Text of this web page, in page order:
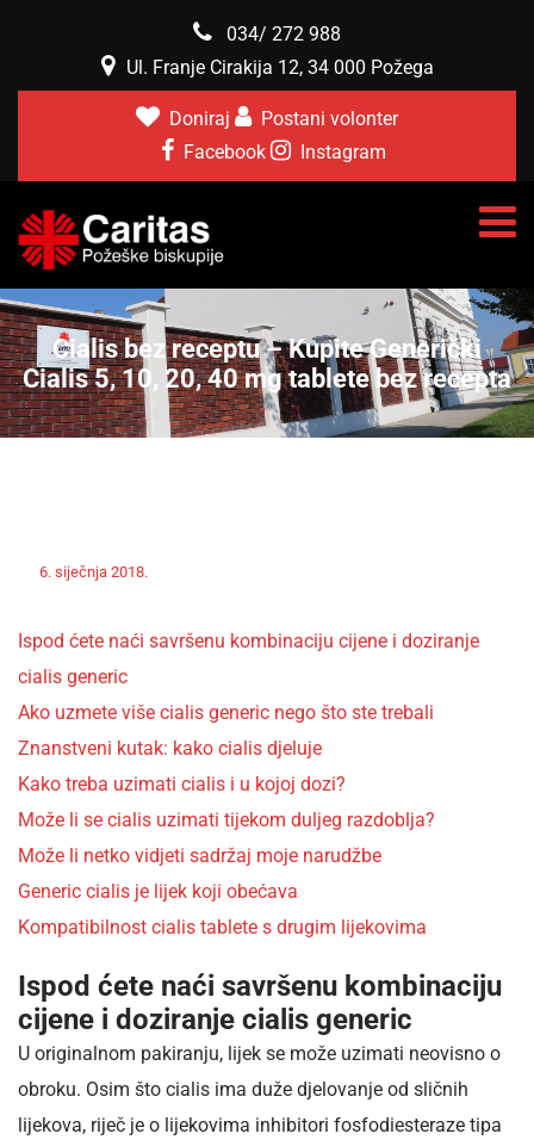
034/ 272 988
Ul. Franje Cirakija 12, 34 000 Požega
Doniraj
Postani volonter
Facebook
Instagram
Cialis bez receptu – Kupite Generički
Cialis 5, 10, 20, 40 mg tablete bez recepta
6. siječnja 2018.
Ispod ćete naći savršenu kombinaciju cijene i doziranje
cialis generic
Ako uzmete više cialis generic nego što ste trebali
Znanstveni kutak: kako cialis djeluje
Kako treba uzimati cialis i u kojoj dozi?
Može li se cialis uzimati tijekom duljeg razdoblja?
Može li netko vidjeti sadržaj moje narudžbe
Generic cialis je lijek koji obećava
Kompatibilnost cialis tablete s drugim lijekovima
Ispod ćete naći savršenu kombinaciju
cijene i doziranje cialis generic
U originalnom pakiranju, lijek se može uzimati neovisno o
obroku. Osim što cialis ima duže djelovanje od sličnih
lijekova, riječ je o lijekovima inhibitori fosfodiesteraze tipa